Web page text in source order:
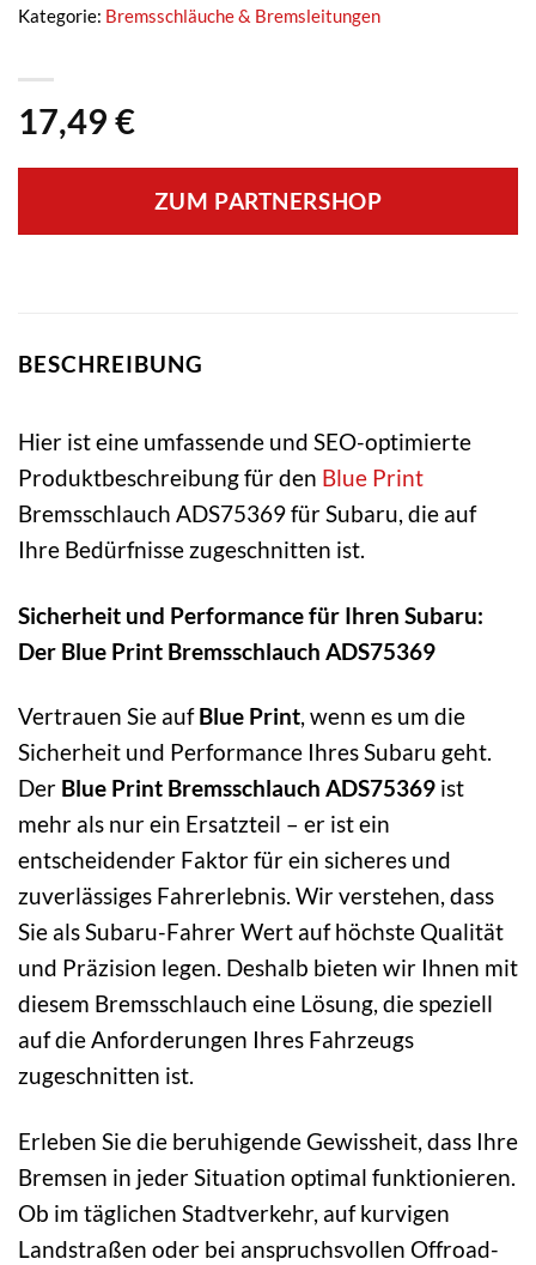
17,49 €
ZUM PARTNERSHOP
Kategorie: Bremsschläuche & Bremsleitungen
BESCHREIBUNG
Hier ist eine umfassende und SEO-optimierte
Produktbeschreibung für den Blue Print
Bremsschlauch ADS75369 für Subaru, die auf
Ihre Bedürfnisse zugeschnitten ist.
Sicherheit und Performance für Ihren Subaru:
Der Blue Print Bremsschlauch ADS75369
Vertrauen Sie aufBlue Print, wenn es um die
Sicherheit und Performance Ihres Subaru geht.
Der Blue Print Bremsschlauch ADS75369 ist
mehr als nur ein Ersatzteil – er ist ein
entscheidender Faktor für ein sicheres und
zuverlässiges Fahrerlebnis. Wir verstehen, dass
Sie als Subaru-Fahrer Wert auf höchste Qualität
und Präzision legen. Deshalb bieten wir Ihnen mit
diesem Bremsschlauch eine Lösung, die speziell
auf die Anforderungen Ihres Fahrzeugs
zugeschnitten ist.
Erleben Sie die beruhigende Gewissheit, dass Ihre
Bremsen in jeder Situation optimal funktionieren.
Ob im täglichen Stadtverkehr, auf kurvigen
Landstraßen oder bei anspruchsvollen Offroad-